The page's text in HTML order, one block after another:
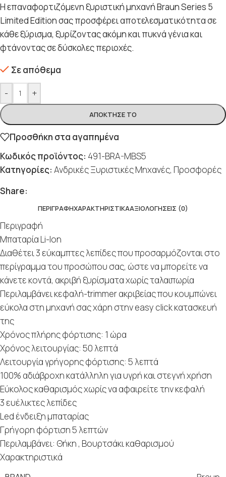
Η επαναφορτιζόμενη ξυριστική μηχανή Braun Series 5
Limited Edition σας προσφέρει αποτελεσματικότητα σε
κάθε ξύρισμα, ξυρίζοντας ακόμη και πυκνά γένια και
φτάνοντας σε δύσκολες περιοχές.
Σε απόθεμα
- +
ΑΠΌΚΤΗΣΈ ΤΟ
Προσθήκη στα αγαπημένα
Κωδικός προϊόντος: 491-BRA-MBS5
Κατηγορίες: Ανδρικές Ξυριστικές Μηχανές, Προσφορές
Share:
ΠΕΡΙΓΡΑΦΉΧΑΡΑΚΤΗΡΙΣΤΙΚΆΑΞΙΟΛΟΓΉΣΕΙΣ (0)
Περιγραφή
Μπαταρία Li-Ion
Διαθέτει 3 εύκαμπτες λεπίδες που προσαρμόζονται στο
περίγραμμα του προσώπου σας, ώστε να μπορείτε να
κάνετε κοντά, ακριβή ξυρίσματα χωρίς ταλαιπωρία
Περιλαμβάνει κεφαλή-trimmer ακριβείας που κουμπώνει
εύκολα στη μηχανή σας χάρη στην easy click κατασκευή
της
Χρόνος πλήρης φόρτισης: 1 ώρα
Χρόνος λειτουργίας: 50 λεπτά
Λειτουργία γρήγορης φόρτισης: 5 λεπτά
100% αδιάβροχη κατάλληλη για υγρή και στεγνή χρήση
Εύκολος καθαρισμός χωρίς να αφαιρείτε την κεφαλή
3 ευέλικτες λεπίδες
Led ένδειξη μπαταρίας
Γρήγορη φόρτιση 5 λεπτών
Περιλαμβάνει: Θήκη , Βουρτσάκι καθαρισμού
Χαρακτηριστικά